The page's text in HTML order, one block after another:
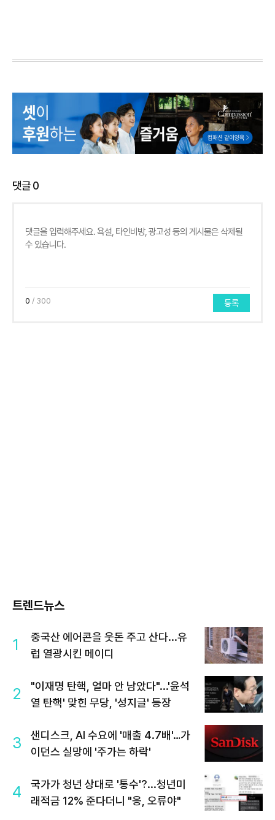
댓글0
0 / 300 등록
트렌드뉴스
1
중국산 에어콘을 웃돈 주고 산다...유
럽 열광시킨 메이디
2
"이재명 탄핵, 얼마 안 남았다"...'윤석
열 탄핵' 맞힌 무당, '성지글' 등장
3
샌디스크, AI 수요에 '매출 4.7배'…가
이던스 실망에 '주가는 하락'
4
국가가 청년 상대로 '통수'?...청년미
래적금 12% 준다더니 "응, 오류야"